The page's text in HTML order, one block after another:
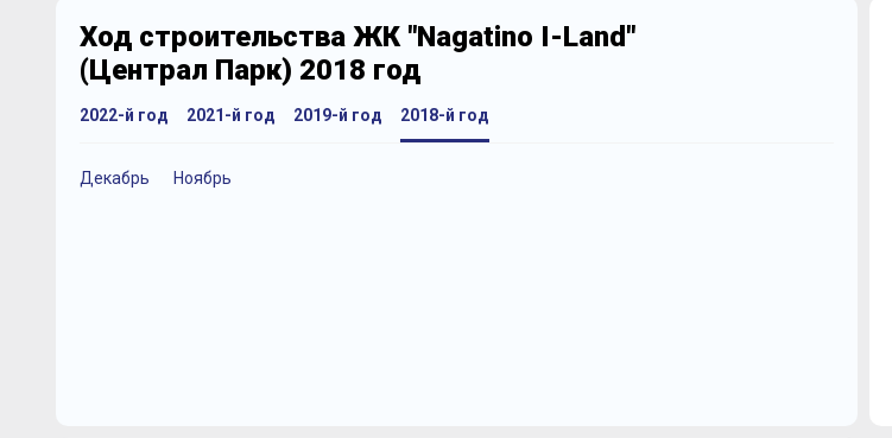
Ход строительства ЖК "Nagatino I-Land"
(Централ Парк) 2018 год
2022-й год 2021-й год 2019-й год 2018-й год
Декабрь Ноябрь